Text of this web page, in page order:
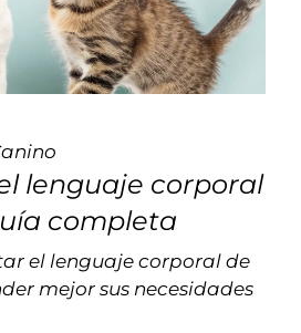
lenguaje corporal
completa
el lenguaje corporal de
mejor sus necesidades